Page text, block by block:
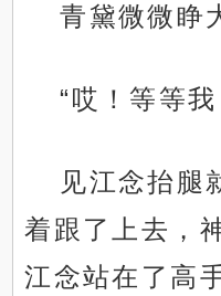
青黛微微睁
“哎！等等我
见江念抬腿
着跟了上去，
江念站在了高